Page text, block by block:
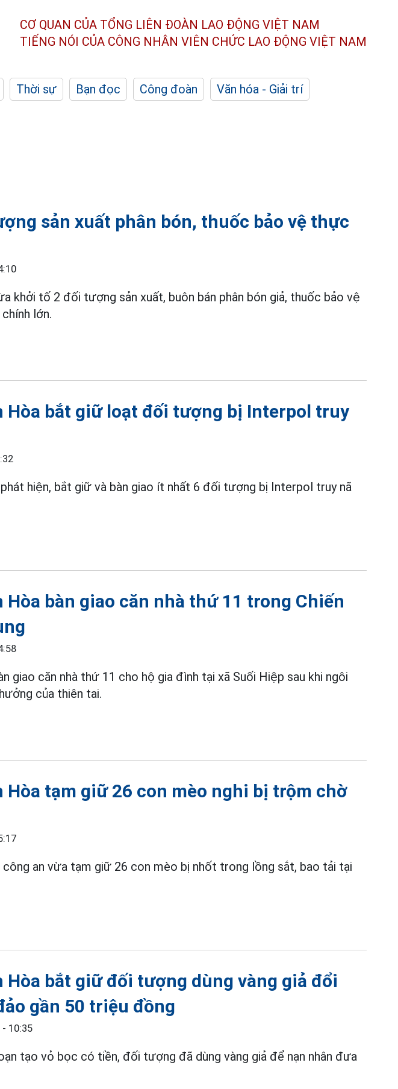
CƠ QUAN CỦA TỔNG LIÊN ĐOÀN LAO ĐỘNG VIỆT NAM
TIẾNG NÓI CỦA CÔNG NHÂN VIÊN CHỨC LAO ĐỘNG VIỆT NAM
Thời sự Bạn đọc Công đoàn
Văn hóa - Giải trí
sản xuất phân bón, thuốc bảo vệ thực
khởi tố 2 đối tượng sản xuất, buôn bán phân bón giả, thuốc bảo vệ
lớn.
Hòa bắt giữ loạt đối tượng bị Interpol truy
hiện, bắt giữ và bàn giao ít nhất 6 đối tượng bị Interpol truy nã
Hòa bàn giao căn nhà thứ 11 trong Chiến
giao căn nhà thứ 11 cho hộ gia đình tại xã Suối Hiệp sau khi ngôi
của thiên tai.
Hòa tạm giữ 26 con mèo nghi bị trộm chờ
an vừa tạm giữ 26 con mèo bị nhốt trong lồng sắt, bao tải tại
Hòa bắt giữ đối tượng dùng vàng giả đổi
gần 50 triệu đồng
10:35
tạo vỏ bọc có tiền, đối tượng đã dùng vàng giả để nạn nhân đưa